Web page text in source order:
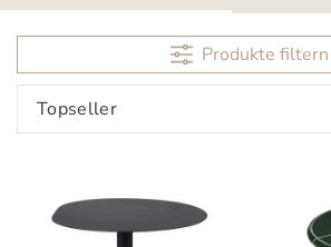
Produkte filtern